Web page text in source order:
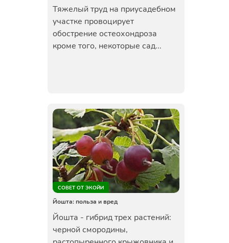
Тяжелый труд на приусадебном
участке провоцирует
обострение остеохондроза
кроме того, некоторые сад...
СОВЕТ ОТ ЭКОЙИ
Йошта: польза и вред
Йошта - гибрид трех растений:
черной смородины,